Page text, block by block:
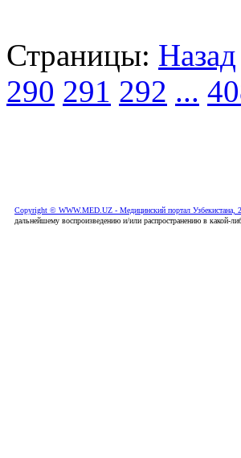
Страницы: Назад
290 291 292 ...
Copyright © WWW.MED.UZ - Медицинский портал Узбекистана,
дальнейшему воспроизведению и/или распространению в какой-